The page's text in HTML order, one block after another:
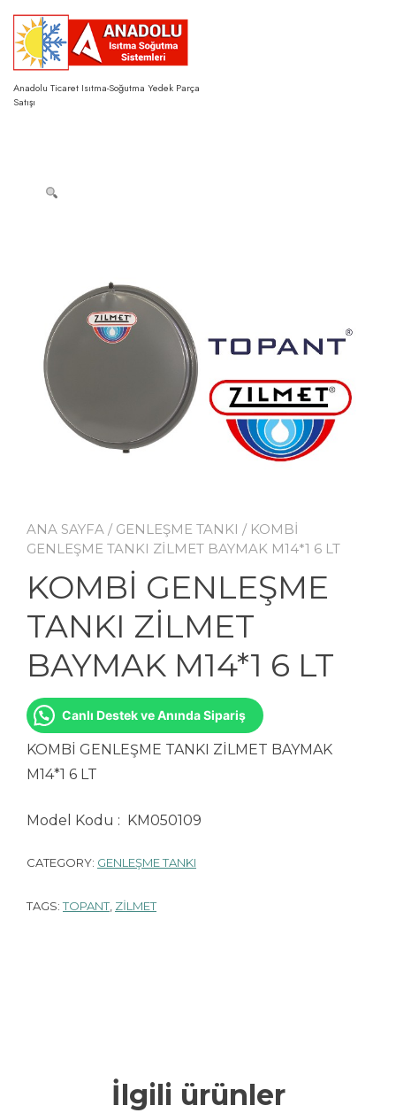
content
Anadolu Ticaret Isıtma-Soğutma Yedek Parça
Satışı
ANA SAYFA / GENLEŞME TANKI / KOMBİ
GENLEŞME TANKI ZİLMET BAYMAK M14*1 6 LT
KOMBİ GENLEŞME
TANKI ZİLMET
BAYMAK M14*1 6 LT
Canlı Destek ve Anında Sipariş
KOMBİ GENLEŞME TANKI ZİLMET BAYMAK
M14*1 6 LT
Model Kodu : KM050109
CATEGORY: GENLEŞME TANKI
TAGS:TOPANT, ZILMET
İlgili ürünler